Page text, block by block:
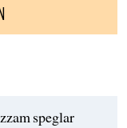
speglar